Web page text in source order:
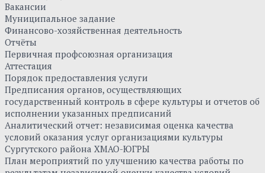
Вакансии
Муниципальное задание
Финансово-хозяйственная деятельность
Отчёты
Первичная профсоюзная организация
Аттестация
Порядок предоставления услуги
Предписания органов, осуществляющих
государственный контроль в сфере культуры и отчетов об
исполнении указанных предписаний
Аналитический отчет: независимая оценка качества
условий оказания услуг организациями культуры
Сургутского района ХМАО-ЮГРЫ
План мероприятий по улучшению качества работы по